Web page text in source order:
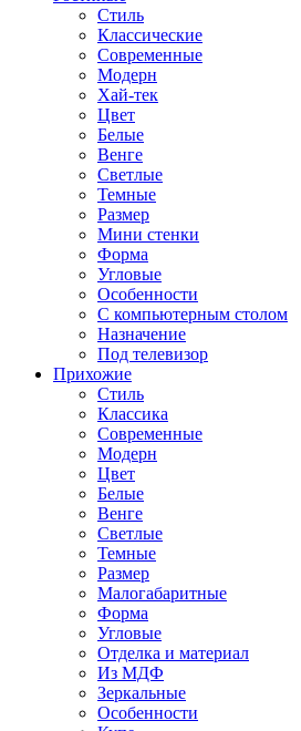
Стиль
Классические
Современные
Модерн
Хай-тек
Цвет
Белые
Венге
Светлые
Темные
Размер
Мини стенки
Форма
Угловые
Особенности
С компьютерным столом
Назначение
Под телевизор
Прихожие
Стиль
Классика
Современные
Модерн
Цвет
Белые
Венге
Светлые
Темные
Размер
Малогабаритные
Форма
Угловые
Отделка и материал
Из МДФ
Зеркальные
Особенности